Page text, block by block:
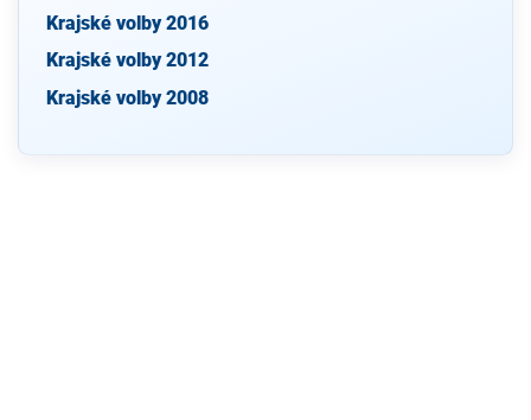
Krajské volby 2016
Krajské volby 2012
Krajské volby 2008